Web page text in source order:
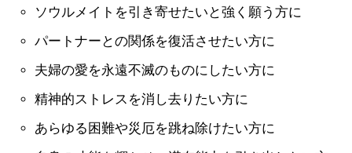
ソウルメイトを引き寄せたいと強く願う方に
パートナーとの関係を復活させたい方に
夫婦の愛を永遠不滅のものにしたい方に
精神的ストレスを消し去りたい方に
あらゆる困難や災厄を跳ね除けたい方に